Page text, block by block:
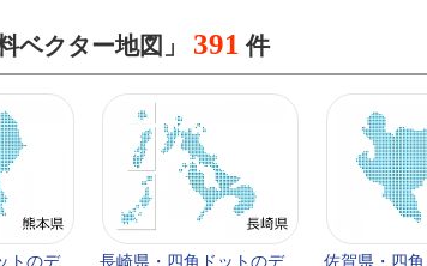
ベクター地図」 391 件
トのデ
長崎県・四角ドットのデ
佐賀県・四